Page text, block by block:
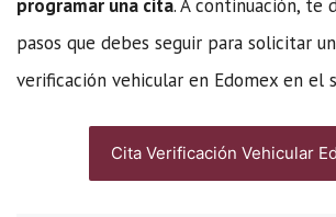
programar una cita. A continuación, te
pasos que debes seguir para solicitar
verificación vehicular en Edomex en el
Cita Verificación Vehicular